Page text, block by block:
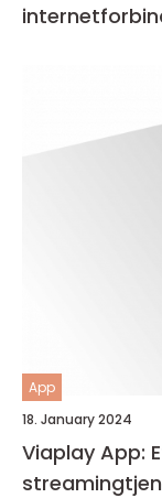
App
18. January 2024
Viaplay App: